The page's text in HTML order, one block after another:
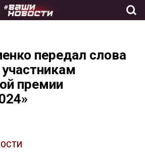
передал слова
премии